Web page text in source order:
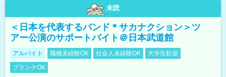
未読
＜日本を代表するバンド＊サカナクション＞ツ
アー公演のサポートバイト＠日本武道館
アルバイト 職種未経験OK 社会人未経験OK
大学生歓迎
ブランクOK